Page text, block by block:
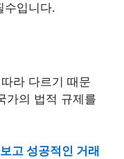
수입니다.
라 다르기 때문
가의 법적 규제를
고 성공적인 거래